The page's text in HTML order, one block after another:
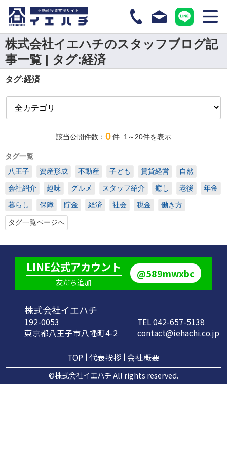
株式会社イエハチのスタッフブログ記
事一覧 | タグ:経済
タグ:経済
該当公開件数： 0件 1～20件を表示
タグ一覧
八王子
資産形成 不動産 子ども 賃貸経営 自然
会社紹介 趣味 グルメ スタッフ紹介 癒し 老後 年金
暮らし 保障 貯金 経済 社会 税金 働き方
タグ一覧ページへ
LINE公式アカウント
友だち追加
@589mwxbc
株式会社イエハチ
192-0053
東京都八王子市八幡町4-2
TEL 042-657-5138
contact@iehachi.co.jp
TOP 代表挨拶 会社概要
©株式会社イエハチ All rights reserved.